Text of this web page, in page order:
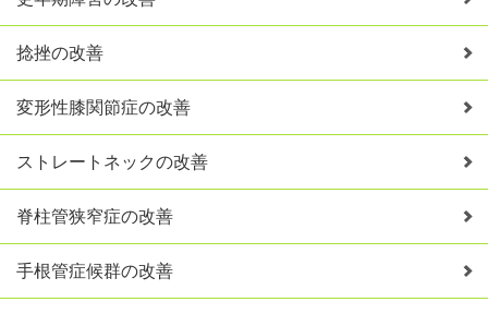
捻挫の改善
変形性膝関節症の改善
ストレートネックの改善
脊柱管狭窄症の改善
手根管症候群の改善